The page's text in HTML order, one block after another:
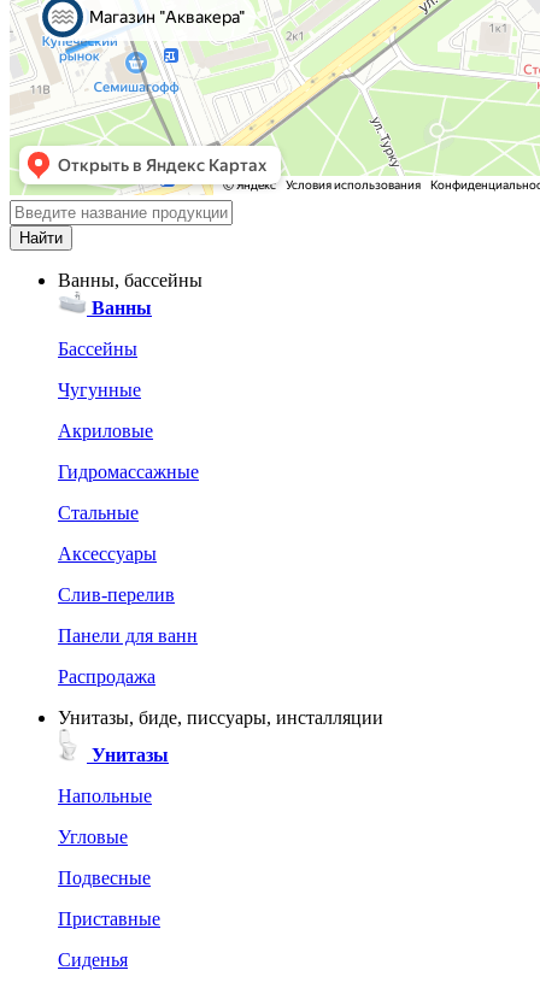
Ванны, бассейны
Ванны
Бассейны
Чугунные
Акриловые
Гидромассажные
Стальные
Аксессуары
Слив-перелив
Панели для ванн
Распродажа
Унитазы, биде, писсуары, инсталляции
Унитазы
Напольные
Угловые
Подвесные
Приставные
Сиденья